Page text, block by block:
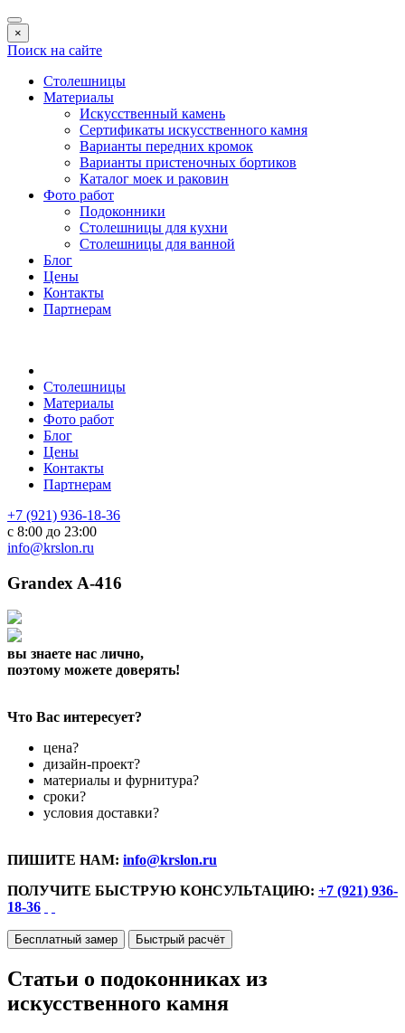
×
Поиск на сайте
Столешницы
Материалы
Искусственный камень
Сертификаты искусственного камня
Варианты передних кромок
Варианты пристеночных бортиков
Каталог моек и раковин
Фото работ
Подоконники
Столешницы для кухни
Столешницы для ванной
Блог
Цены
Контакты
Партнерам
Столешницы
Материалы
Фото работ
Блог
Цены
Контакты
Партнерам
+7 (921) 936-18-36
с 8:00 до 23:00
info@krslon.ru
Grandex A-416
вы знаете нас лично,
поэтому можете доверять!
Что Вас интересует?
цена?
дизайн-проект?
материалы и фурнитура?
сроки?
условия доставки?
ПИШИТЕ НАМ: info@krslon.ru
ПОЛУЧИТЕ БЫСТРУЮ КОНСУЛЬТАЦИЮ: +7 (921) 936-
18-36
Бесплатный замер Быстрый расчёт
Статьи о подоконниках из
искусственного камня